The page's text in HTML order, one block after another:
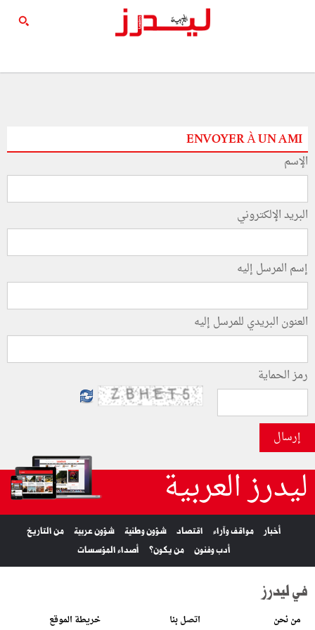
ENVOYER À UN AMI
الإسم
البريد الإلكتروني
إسم المرسل إليه
العنون البريدي للمرسل إليه
رمز الحماية
إرسال
ليدرز العربية
أخبار مواقف وآراء اقتصاد شؤون وطنية شؤون عربية
من التاريخ
أدب وفنون
من يكون؟ أصداء المؤسسات
في ليدرز
من نحن اتصل بنا خريطة الموقع